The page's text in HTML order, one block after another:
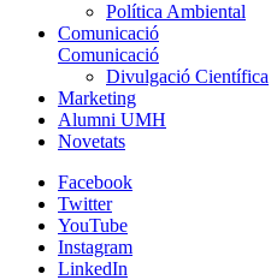
Política Ambiental
Comunicació
Comunicació
Divulgació Científica
Marketing
Alumni UMH
Novetats
Facebook
Twitter
YouTube
Instagram
LinkedIn